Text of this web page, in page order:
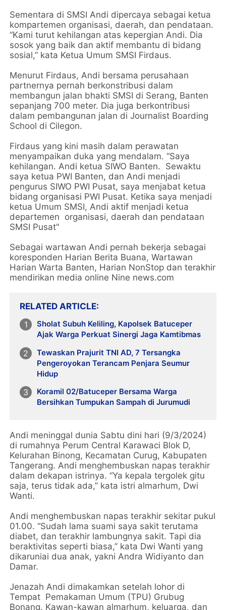
Sementara di SMSI Andi dipercaya sebagai ketua
kompartemen organisasi, daerah, dan pendataan.
“Kami turut kehilangan atas kepergian Andi. Dia
sosok yang baik dan aktif membantu di bidang
sosial,” kata Ketua Umum SMSI Firdaus.
Menurut Firdaus, Andi bersama perusahaan
partnernya pernah berkonstribusi dalam
membangun jalan bhakti SMSI di Serang, Banten
sepanjang 700 meter. Dia juga berkontribusi
dalam pembangunan jalan di Journalist Boarding
School di Cilegon.
Firdaus yang kini masih dalam perawatan
menyampaikan duka yang mendalam. “Saya
kehilangan. Andi ketua SIWO Banten. Sewaktu
saya ketua PWI Banten, dan Andi menjadi
pengurus SIWO PWI Pusat, saya menjabat ketua
bidang organisasi PWI Pusat. Ketika saya menjadi
ketua Umum SMSI, Andi aktif menjadi ketua
departemen organisasi, daerah dan pendataan
SMSI Pusat"
Sebagai wartawan Andi pernah bekerja sebagai
koresponden Harian Berita Buana, Wartawan
Harian Warta Banten, Harian NonStop dan terakhir
mendirikan media online Nine news.com
RELATED ARTICLE
Sholat Subuh Keliling, Kapolsek Batuceper
Ajak Warga Perkuat Sinergi Jaga Kamtibmas
Tewaskan Prajurit TNI AD, 7 Tersangka
Pengeroyokan Terancam Penjara Seumur
Hidup
Koramil 02/Batuceper Bersama Warga
Bersihkan Tumpukan Sampah di Jurumudi
Andi meninggal dunia Sabtu dini hari (9/3/2024)
di rumahnya Perum Central Karawaci Blok D,
Kelurahan Binong, Kecamatan Curug, Kabupaten
Tangerang. Andi menghembuskan napas terakhir
dalam dekapan istrinya. “Ya kepala tergolek gitu
saja, terus tidak ada,” kata istri almarhum, Dwi
Wanti.
Andi menghembuskan napas terakhir sekitar pukul
01.00. “Sudah lama suami saya sakit terutama
diabet, dan terakhir lambungnya sakit. Tapi dia
beraktivitas seperti biasa,” kata Dwi Wanti yang
dikaruniai dua anak, yakni Andra Widiyanto dan
Damar.
Jenazah Andi dimakamkan setelah lohor di
Tempat Pemakaman Umum (TPU) Grubug
Bonang. Kawan-kawan almarhum, keluarga, dan